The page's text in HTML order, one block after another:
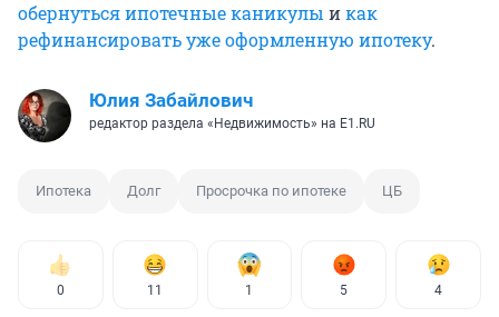
обернуться ипотечные каникулы икак
рефинансировать уже оформленную ипотеку.
Юлия Забайлович
редактор раздела «Недвижимость» на E1.RU
Ипотека Долг Просрочка по ипотеке ЦБ
0 11 1 5 4